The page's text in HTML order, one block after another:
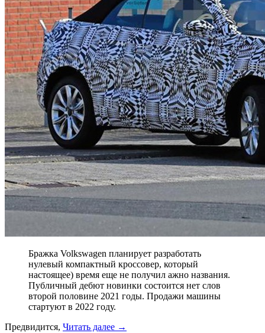
Бражка Volkswagen планирует разработать
нулевый компактный кроссовер, который
настоящее) время еще не получил ажно названия.
Публичный дебют новинки состоится нет слов
второй половине 2021 годы. Продажи машины
стартуют в 2022 году.
Предвидится, Читать далее →